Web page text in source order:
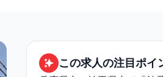
この求人の注目ポイ